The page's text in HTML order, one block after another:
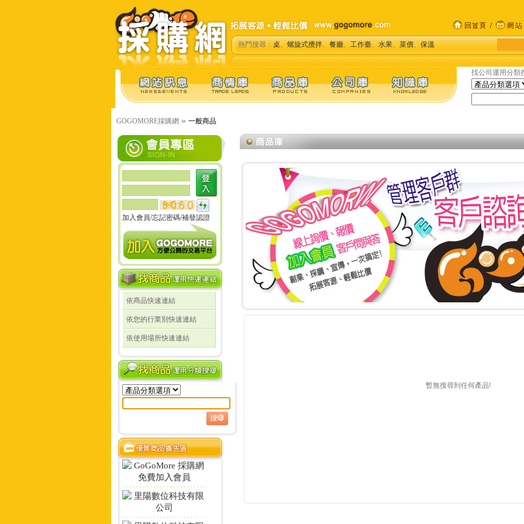
熱門搜尋：桌、螺旋式攪拌、餐廳、工作臺、水果、菜價、保溫
找公司運用分類
GOGOMORE採購網 » 一般商品
加入會員/忘記密碼/補發認證
依商品快速連結
依您的行業別快速連結
依使用場所快速連結
線上詢價 創業 採購 宣傳 一次搞定!
暫無搜尋到任何產品!